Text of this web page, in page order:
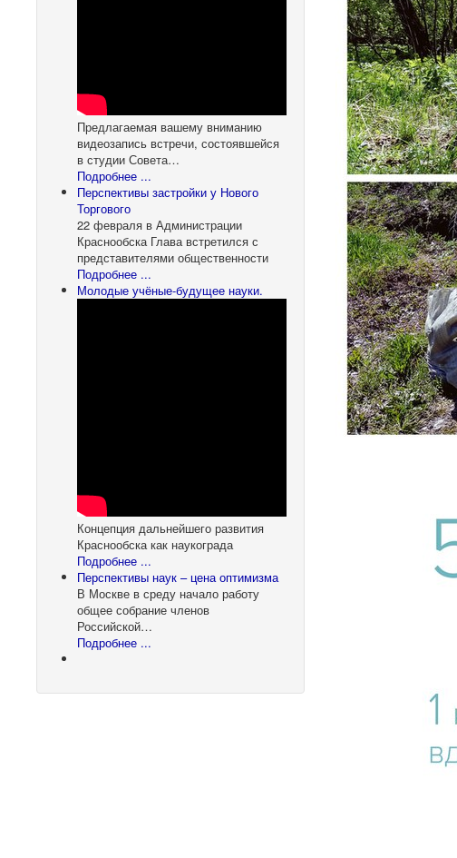
Предлагаемая вашему вниманию
видеозапись встречи, состоявшейся
в студии Совета…
Подробнее ...
Перспективы застройки у Нового
Торгового
22 февраля в Администрации
Краснообска Глава встретился с
представителями общественности
Подробнее ...
Молодые учёные-будущее науки.
Концепция дальнейшего развития
Краснообска как наукограда
Подробнее ...
Перспективы наук – цена оптимизма
В Москве в среду начало работу
общее собрание членов
Российской…
Подробнее ...